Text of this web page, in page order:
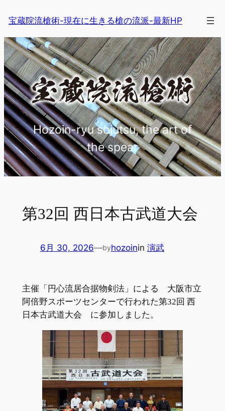
容
を
ス
キ
ッ
プ
宝蔵院流槍術-現在に生きる槍の流派-最新HP
Hozoin-ryu sojutsu, the art of
the spear
第32回 西日本古武道大会
6月 30, 2026—byhozoinin 演武
主催「円心流居合据物剣法」による 大阪市立
阿倍野スポーツセンターで行われた第32回 西
日本古武道大会 に参加しました。